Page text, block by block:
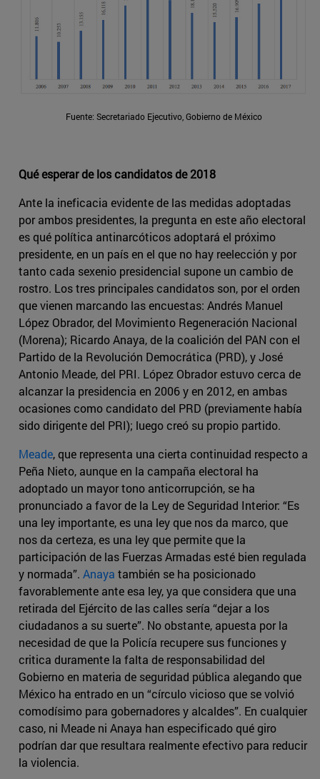
Fuente: Secretariado Ejecutivo, Gobierno de México
Qué esperar de los candidatos de 2018
Ante la ineficacia evidente de las medidas adoptadas
por ambos presidentes, la pregunta en este año electoral
es qué política antinarcóticos adoptará el próximo
presidente, en un país en el que no hay reelección y por
tanto cada sexenio presidencial supone un cambio de
rostro. Los tres principales candidatos son, por el orden
que vienen marcando las encuestas: Andrés Manuel
López Obrador, del Movimiento Regeneración Nacional
(Morena); Ricardo Anaya, de la coalición del PAN con el
Partido de la Revolución Democrática (PRD), y José
Antonio Meade, del PRI. López Obrador estuvo cerca de
alcanzar la presidencia en 2006 y en 2012, en ambas
ocasiones como candidato del PRD (previamente había
sido dirigente del PRI); luego creó su propio partido.
Meade, que representa una cierta continuidad respecto a
Peña Nieto, aunque en la campaña electoral ha
adoptado un mayor tono anticorrupción, se ha
pronunciado a favor de la Ley de Seguridad Interior: “Es
una ley importante, es una ley que nos da marco, que
nos da certeza, es una ley que permite que la
participación de las Fuerzas Armadas esté bien regulada
y normada”. Anaya también se ha posicionado
favorablemente ante esa ley, ya que considera que una
retirada del Ejército de las calles sería “dejar a los
ciudadanos a su suerte”. No obstante, apuesta por la
necesidad de que la Policía recupere sus funciones y
critica duramente la falta de responsabilidad del
Gobierno en materia de seguridad pública alegando que
México ha entrado en un “círculo vicioso que se volvió
comodísimo para gobernadores y alcaldes”. En cualquier
caso, ni Meade ni Anaya han especificado qué giro
podrían dar que resultara realmente efectivo para reducir
la violencia.